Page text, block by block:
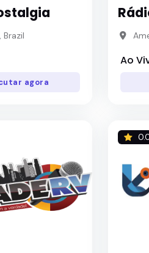
Brazil
agora
Ao